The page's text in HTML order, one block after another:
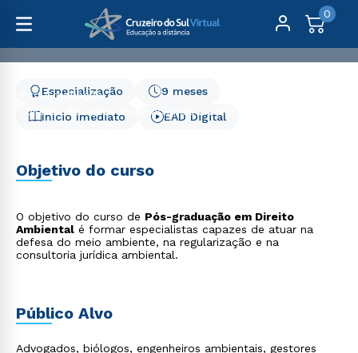
0
Pós-Graduação
Direito, Relações Internacionais e Ciência Política
Direito Ambiental
Início Imediato
9 meses
Especialização
EAD Digital
Objetivo do curso
O objetivo do curso de Pós-graduação em Direito
Ambiental é formar especialistas capazes de atuar na
defesa do meio ambiente, na regularização e na
consultoria jurídica ambiental.
Público Alvo
Advogados, biólogos, engenheiros ambientais, gestores